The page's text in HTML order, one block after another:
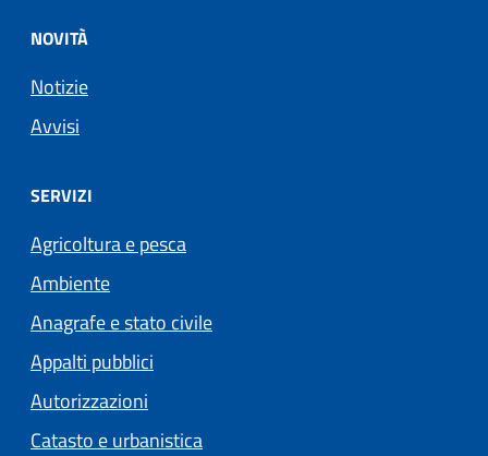
NOVITÀ
Notizie
Avvisi
SERVIZI
Agricoltura e pesca
Ambiente
Anagrafe e stato civile
Appalti pubblici
Autorizzazioni
Catasto e urbanistica